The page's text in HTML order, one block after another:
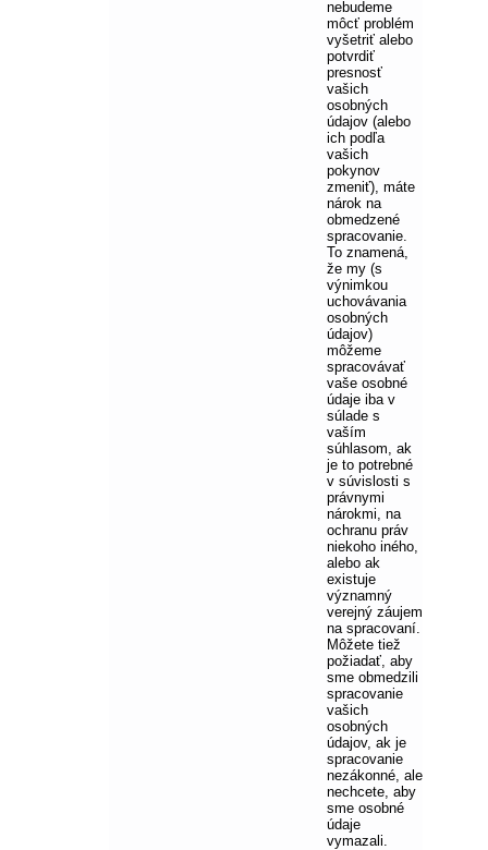
nebudeme
môcť problém
vyšetriť alebo
potvrdiť
presnosť
vašich
osobných
údajov (alebo
ich podľa
vašich
pokynov
zmeniť), máte
nárok na
obmedzené
spracovanie.
To znamená,
že my (s
výnimkou
uchovávania
osobných
údajov)
môžeme
spracovávať
vaše osobné
údaje iba v
súlade s
vaším
súhlasom, ak
je to potrebné
v súvislosti s
právnymi
nárokmi, na
ochranu práv
niekoho iného,
alebo ak
existuje
významný
verejný záujem
na spracovaní.
Môžete tiež
požiadať, aby
sme obmedzili
spracovanie
vašich
osobných
údajov, ak je
spracovanie
nezákonné, ale
nechcete, aby
sme osobné
údaje
vymazali.